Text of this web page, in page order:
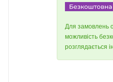
Для замовлень
можливість
розглядається